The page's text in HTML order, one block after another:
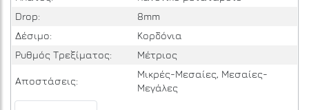
Drop:
8mm
Δέσιμο:
Κορδόνια
Ρυθμός Τρεξίματος:
Μέτριος
Αποστάσεις:
Μικρές-Μεσαίες, Μεσαίες-
Μεγάλες